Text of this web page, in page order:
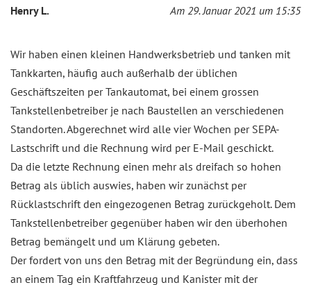
Henry L. Am 29. Januar 2021 um 15:35
Wir haben einen kleinen Handwerksbetrieb und tanken mit
Tankkarten, häufig auch außerhalb der üblichen
Geschäftszeiten per Tankautomat, bei einem grossen
Tankstellenbetreiber je nach Baustellen an verschiedenen
Standorten. Abgerechnet wird alle vier Wochen per SEPA-
Lastschrift und die Rechnung wird per E-Mail geschickt.
Da die letzte Rechnung einen mehr als dreifach so hohen
Betrag als üblich auswies, haben wir zunächst per
Rücklastschrift den eingezogenen Betrag zurückgeholt. Dem
Tankstellenbetreiber gegenüber haben wir den überhohen
Betrag bemängelt und um Klärung gebeten.
Der fordert von uns den Betrag mit der Begründung ein, dass
an einem Tag ein Kraftfahrzeug und Kanister mit der